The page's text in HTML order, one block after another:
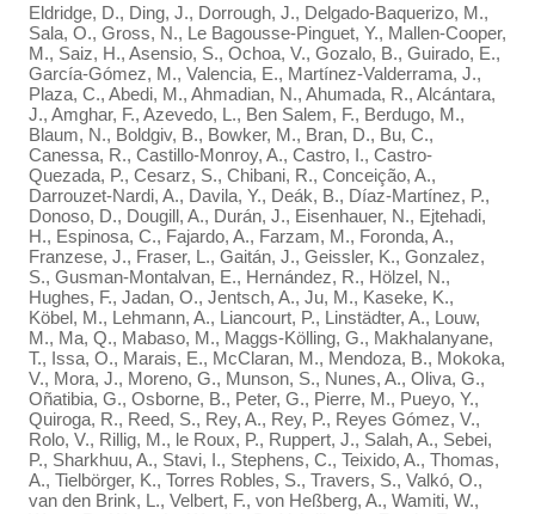
Eldridge, D., Ding, J., Dorrough, J., Delgado-Baquerizo, M.,
Sala, O., Gross, N., Le Bagousse-Pinguet, Y., Mallen-Cooper,
M., Saiz, H., Asensio, S., Ochoa, V., Gozalo, B., Guirado, E.,
García-Gómez, M., Valencia, E., Martínez-Valderrama, J.,
Plaza, C., Abedi, M., Ahmadian, N., Ahumada, R., Alcántara,
J., Amghar, F., Azevedo, L., Ben Salem, F., Berdugo, M.,
Blaum, N., Boldgiv, B., Bowker, M., Bran, D., Bu, C.,
Canessa, R., Castillo-Monroy, A., Castro, I., Castro-
Quezada, P., Cesarz, S., Chibani, R., Conceição, A.,
Darrouzet-Nardi, A., Davila, Y., Deák, B., Díaz-Martínez, P.,
Donoso, D., Dougill, A., Durán, J., Eisenhauer, N., Ejtehadi,
H., Espinosa, C., Fajardo, A., Farzam, M., Foronda, A.,
Franzese, J., Fraser, L., Gaitán, J., Geissler, K., Gonzalez,
S., Gusman-Montalvan, E., Hernández, R., Hölzel, N.,
Hughes, F., Jadan, O., Jentsch, A., Ju, M., Kaseke, K.,
Köbel, M., Lehmann, A., Liancourt, P., Linstädter, A., Louw,
M., Ma, Q., Mabaso, M., Maggs-Kölling, G., Makhalanyane,
T., Issa, O., Marais, E., McClaran, M., Mendoza, B., Mokoka,
V., Mora, J., Moreno, G., Munson, S., Nunes, A., Oliva, G.,
Oñatibia, G., Osborne, B., Peter, G., Pierre, M., Pueyo, Y.,
Quiroga, R., Reed, S., Rey, A., Rey, P., Reyes Gómez, V.,
Rolo, V., Rillig, M., le Roux, P., Ruppert, J., Salah, A., Sebei,
P., Sharkhuu, A., Stavi, I., Stephens, C., Teixido, A., Thomas,
A., Tielbörger, K., Torres Robles, S., Travers, S., Valkó, O.,
van den Brink, L., Velbert, F., von Heßberg, A., Wamiti, W.,